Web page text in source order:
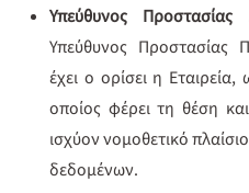
Υπεύθυνος
Υπεύθυνος Προστασίας
έχει ο ορίσει η
οποίος φέρει τη θέση
ισχύον νομοθετικό
δεδομένων.